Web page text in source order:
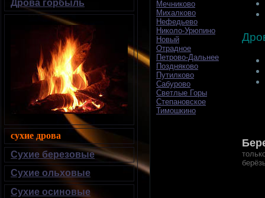
Мечниково
Михалково
Нефедьево
Николо-Урюпино
Новый
Отрадное
Петрово-Дальнее
Поздняково
Путилково
Сабурово
Светлые Горы
Степановское
Тимошкино
Б
Дрова горбыль
сухие дрова
Сухие березовые
Сухие ольховые
Сухие осиновые